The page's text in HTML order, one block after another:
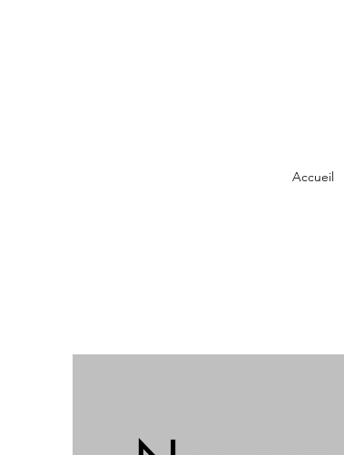
Accueil